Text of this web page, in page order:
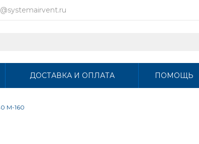
ДОСТАВКА И ОПЛАТА ПОМОЩЬ
M-160